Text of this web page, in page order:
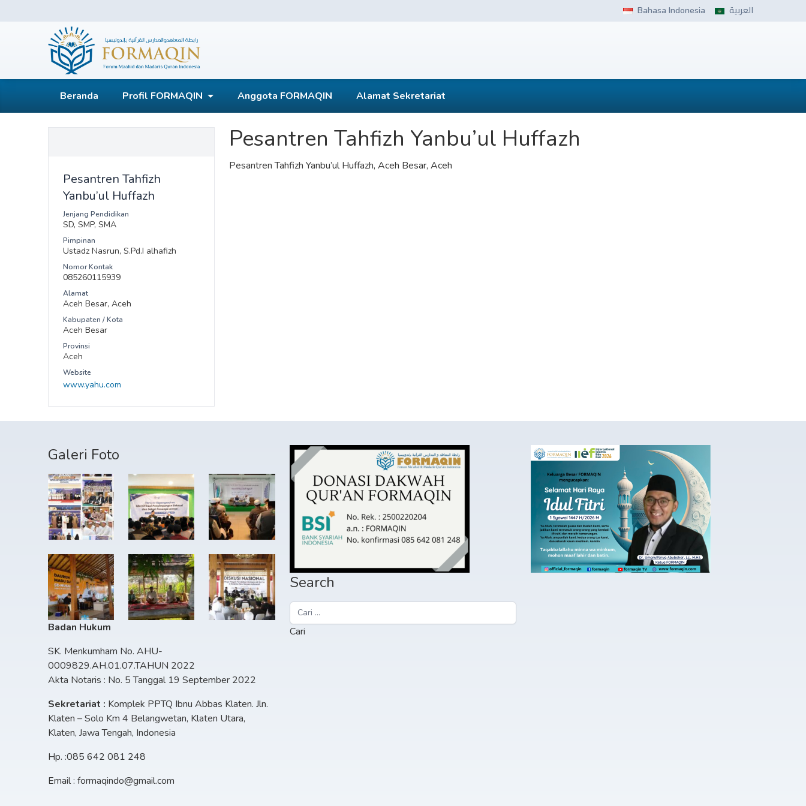
Bahasa Indonesia العربية
FORMAQIN
Beranda
Profil FORMAQIN Anggota FORMAQIN Alamat Sekretariat
Pesantren Tahfizh
Yanbu’ul Huffazh
Jenjang Pendidikan
SD, SMP, SMA
Pimpinan
Ustadz Nasrun, S.Pd.I alhafizh
Nomor Kontak
085260115939
Alamat
Aceh Besar, Aceh
Kabupaten / Kota
Aceh Besar
Provinsi
Aceh
Website
www.yahu.com
Pesantren Tahfizh Yanbu’ul Huffazh
Pesantren Tahfizh Yanbu’ul Huffazh, Aceh Besar, Aceh
Galeri Foto
Badan Hukum
SK. Menkumham No. AHU-
0009829.AH.01.07.TAHUN 2022
Akta Notaris : No. 5 Tanggal 19 September 2022
Sekretariat : Komplek PPTQ Ibnu Abbas Klaten. Jln.
Klaten – Solo Km 4 Belangwetan, Klaten Utara,
Klaten, Jawa Tengah, Indonesia
Hp. :085 642 081 248
Email : formaqindo@gmail.com
Search
Cari
untuk: